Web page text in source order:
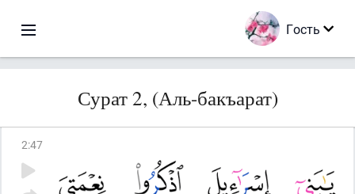
Гость
Сурат 2, (Аль-бакъарат)
2:47